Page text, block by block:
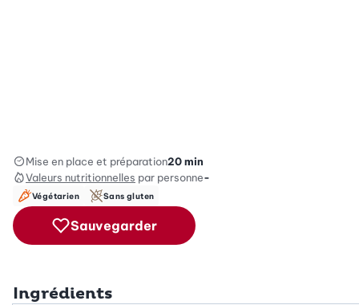
Mise en place et préparation20 min
Valeurs nutritionnelles par personne-
Végétarien Sans gluten
Sauvegarder
Ingrédients